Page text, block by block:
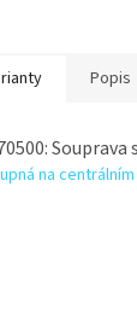
Popis
na